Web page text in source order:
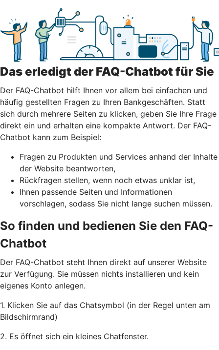
Das erledigt der FAQ-Chatbot für Sie
Der FAQ-Chatbot hilft Ihnen vor allem bei einfachen und
häufig gestellten Fragen zu Ihren Bankgeschäften. Statt
sich durch mehrere Seiten zu klicken, geben Sie Ihre Frage
direkt ein und erhalten eine kompakte Antwort. Der FAQ-
Chatbot kann zum Beispiel:
Fragen zu Produkten und Services anhand der Inhalte
der Website beantworten,
Rückfragen stellen, wenn noch etwas unklar ist,
Ihnen passende Seiten und Informationen
vorschlagen, sodass Sie nicht lange suchen müssen.
So finden und bedienen Sie den FAQ-
Chatbot
Der FAQ-Chatbot steht Ihnen direkt auf unserer Website
zur Verfügung. Sie müssen nichts installieren und kein
eigenes Konto anlegen.
1. Klicken Sie auf das Chatsymbol (in der Regel unten am
Bildschirmrand)
2. Es öffnet sich ein kleines Chatfenster.